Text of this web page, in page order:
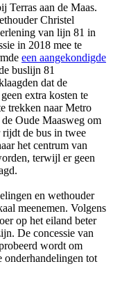
Terras aan de Maas.
Christel
van lijn 81 in
in 2018 mee te
een aangekondigde
buslijn 81
dat de
extra kosten te
trekken naar Metro
Oude Maasweg om
de bus in twee
het centrum van
terwijl er geen
en wethouder
meenemen. Volgens
op het eiland beter
De concessie van
wordt om
onderhandelingen tot